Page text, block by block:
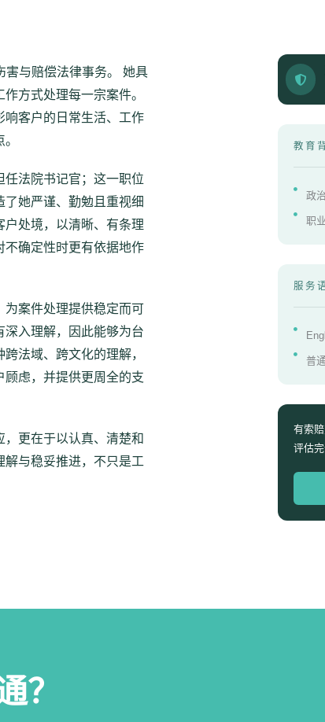
害与赔偿法律事务。 她具
方式处理每一宗案件。
响客户的日常生活、工作
法院书记官；这一职位
她严谨、勤勉且重视细
处境，以清晰、有条理
不确定性时更有依据地作
为案件处理提供稳定而可
入理解，因此能够为台
法域、跨文化的理解，
虑，并提供更周全的支
更在于以认真、清楚和
与稳妥推进，不只是工
教育
政
职
服务
普
有索
评估完
？